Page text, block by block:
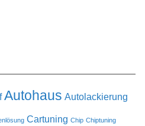
Autohaus Autolackierung
Cartuning Chip Chiptuning